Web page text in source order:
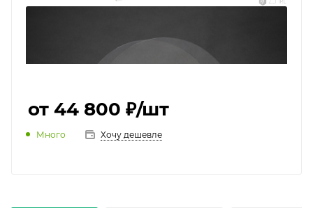
от 44 800 ₽/шт
Много Хочу дешевле